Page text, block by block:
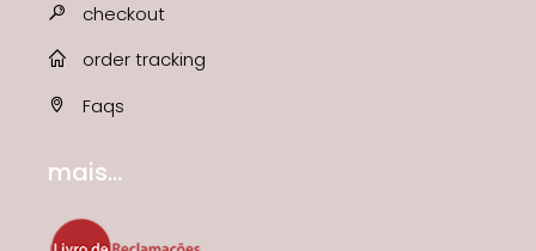
checkout
order tracking
Faqs
mais...